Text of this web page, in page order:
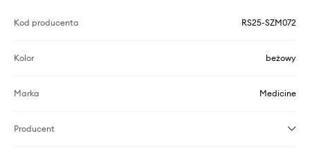
Kod producenta RS25-SZM072
Kolor beżowy
Marka Medicine
Producent